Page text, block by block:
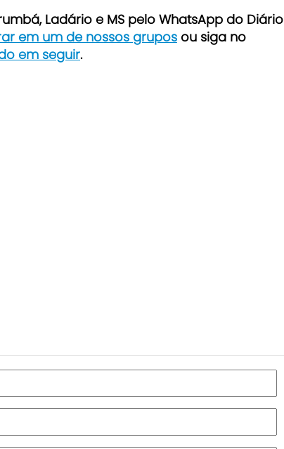
Ladário e MS pelo WhatsApp do Diário
em um de nossos grupos ou siga no
em seguir.